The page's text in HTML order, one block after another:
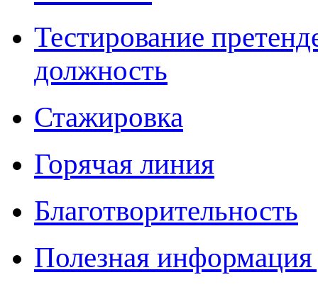
Тестирование
должность
Стажировка
Горячая линия
Благотворительность
Полезная